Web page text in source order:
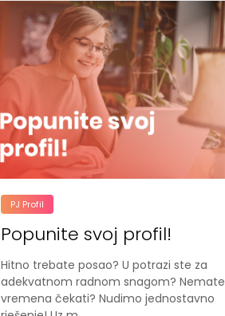
PJ Profil
Popunite svoj profil!
Hitno trebate posao? U potrazi ste za
adekvatnom radnom snagom? Nemate
vremena čekati? Nudimo jednostavno